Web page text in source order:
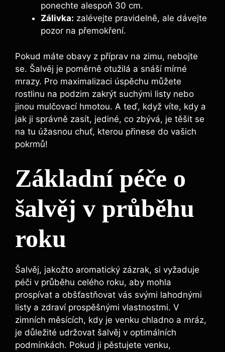
ponechte alespoň 30 cm.
Zálivka: zalévejte pravidelně, ale dávejte
pozor na přemokření.
Pokud máte obavy z příprav na zimu, nebojte
se. Šalvěj je poměrně otužilá a snáší mírné
mrazy. Pro maximalizaci úspěchu můžete
rostlinu na podzim zakrýt suchými listy nebo
jinou mulčovací hmotou. A teď, když víte, kdy a
jak ji správně zasít, jediné, co zbývá, je těšit se
na tu úžasnou chuť, kterou přinese do vašich
pokrmů!
Základní péče o
šalvěj v průběhu
roku
Šalvěj, jakožto aromatický zázrak, si vyžaduje
péči v průběhu celého roku, aby mohla
prospívat a obšťastňovat vás svými lahodnými
listy a zdraví prospěšnými vlastnostmi. V
zimních měsících, kdy je venku chladno a mráz,
je důležité udržovat šalvěj v optimálních
podmínkách. Pokud ji pěstujete venku,